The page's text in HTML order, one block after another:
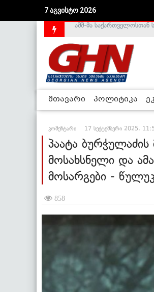
7 აგვისტო 2026
საქართველოს დე-ფაქტო
მთავარი პოლიტიკა
კომენტარი 17 სექტემბერი 2025,
პაატა
მოსახსნელი და
მოსარგები -
858